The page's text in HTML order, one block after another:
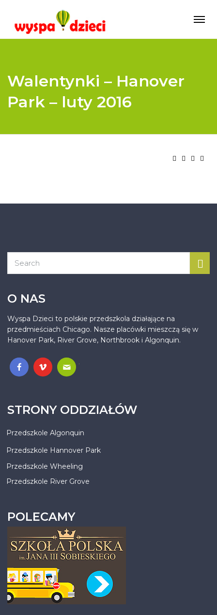
Walentynki – Hanover
Park – luty 2016
O NAS
Wyspa Dzieci to polskie przedszkola działające na
przedmieściach Chicago. Nasze placówki mieszczą się w
Hanover Park, River Grove, Northbrook i Algonquin.
.
STRONY ODDZIAŁÓW
Przedszkole Algonquin
Przedszkole Hannover Park
Przedszkole Wheeling
Przedszkole River Grove
POLECAMY